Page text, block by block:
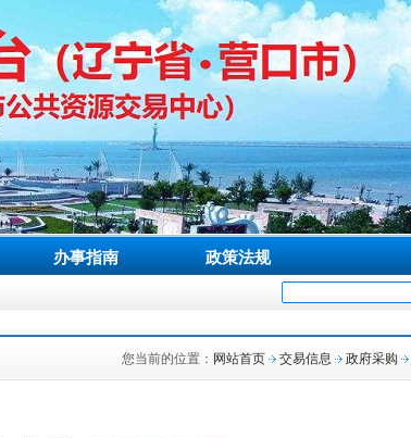
办事指南 政策法规
您当前的位置： 网站首页 交易信息 政府采购